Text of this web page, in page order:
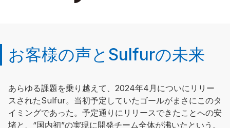
お客様の声とSulfurの未来
あらゆる課題を乗り越えて、2024年4月についにリリー
スされたSulfur。当初予定していたゴールがまさにこのタ
イミングであった。予定通りにリリースできたことへの安
堵と、“国内初”の実現に開発チーム全体が沸いたという。